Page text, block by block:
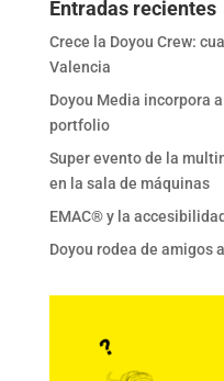
Entradas recientes
Crece la Doyou Crew:
Valencia
Doyou Media incorpora
portfolio
Super evento de la
en la sala de máquinas
EMAC® y la
Doyou rodea de amigos